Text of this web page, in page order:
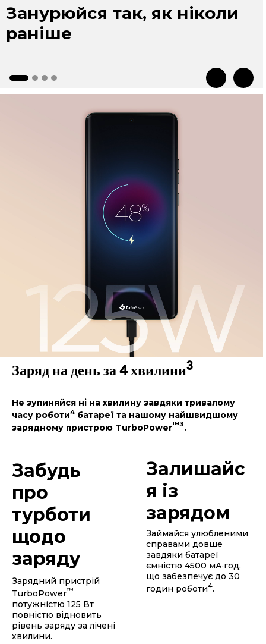
Бездоганна графіка
Відчуй надзвичайну плавність рухів і
насолоджуйся бездоганним прокручуванням та
Заряд на день за 4 хвилини
Не зупиняйся ні на хвилину завдяки тривалому
часу роботи4батареї та нашому найшвидшому
Забудь
про
турботи
щодо
заряду
Зарядний пристрій
TurboPower ™
потужністю 125 Вт
повністю відновить
рівень заряду за лічені
Залишайс
я із
зарядом
Займайся улюбленими
справами довше
завдяки батареї
ємністю 4500 мА·год,
що забезпечує до 30